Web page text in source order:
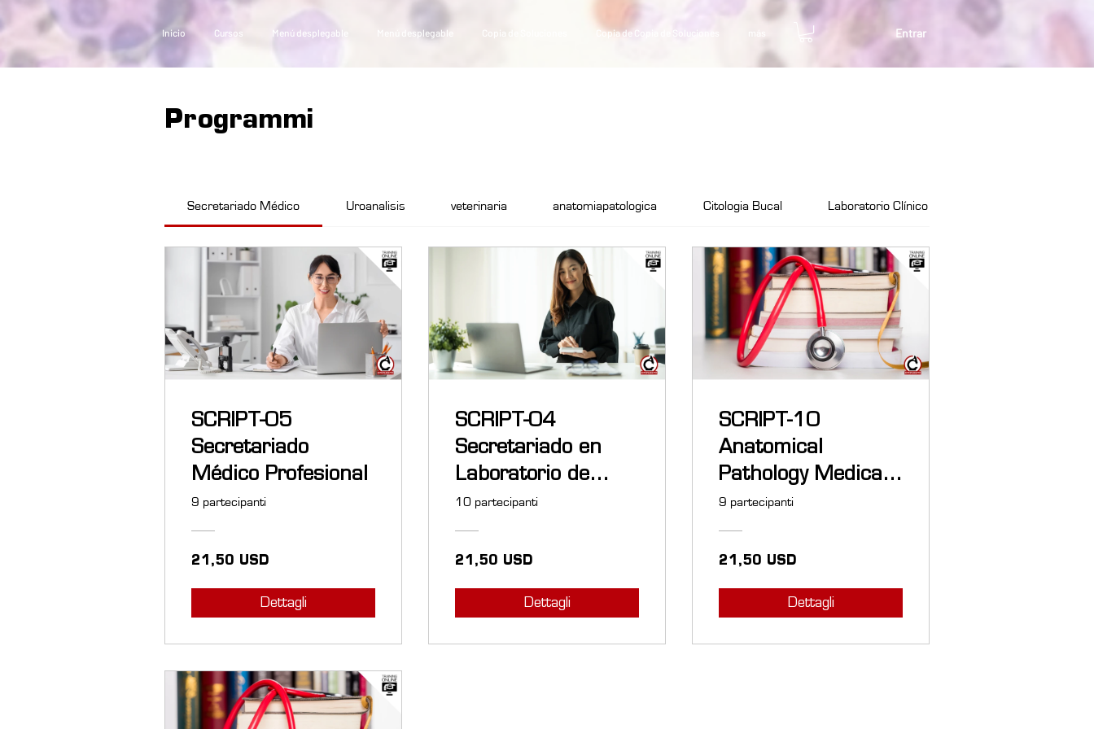
Inicio Cursos Menú desplegable Menú desplegable Copia de Copia de Soluciones Entrar
Programmi
Secretariado Médico Uroanalisis veterinaria anatomiapatologica Citologia Bucal Laboratorio Clínico
SCRIPT-05
Secretariado
Médico Profesional
9 partecipanti
21,50 USD
Dettagli
SCRIPT-04
Secretariado en
Laboratorio de
Anatomía
Patológica
10 partecipanti
21,50 USD
Dettagli
SCRIPT-10
Anatomical
Pathology Medical
Terminology
9 partecipanti
21,50 USD
Dettagli